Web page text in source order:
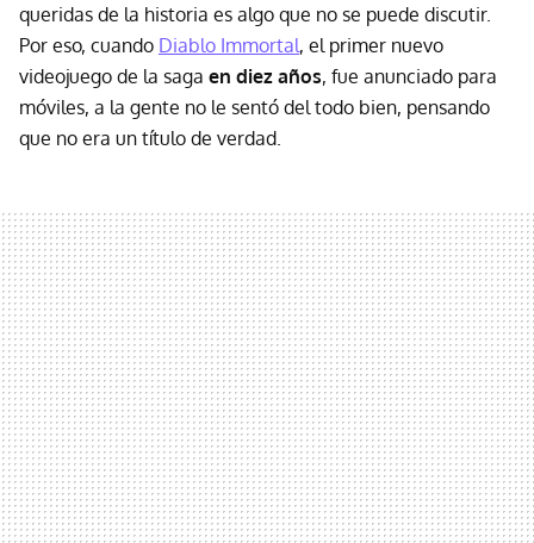
queridas de la historia es algo que no se puede discutir.
Por eso, cuando Diablo Immortal, el primer nuevo
videojuego de la saga en diez años, fue anunciado para
móviles, a la gente no le sentó del todo bien, pensando
que no era un título de verdad.